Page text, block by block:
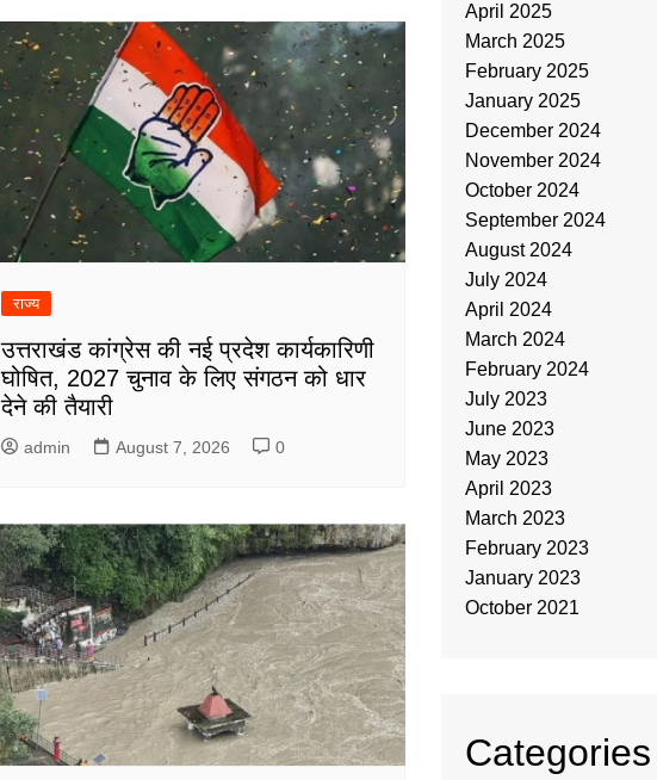
राज्य
उत्तराखंड कांग्रेस की नई प्रदेश कार्यकारिणी
घोषित, 2027 चुनाव के लिए संगठन को धार
देने की तैयारी
admin August 7, 2026 0
April 2025
March 2025
February 2025
January 2025
December 2024
November 2024
October 2024
September 2024
August 2024
July 2024
April 2024
March 2024
February 2024
July 2023
June 2023
May 2023
April 2023
March 2023
February 2023
January 2023
October 2021
Categories